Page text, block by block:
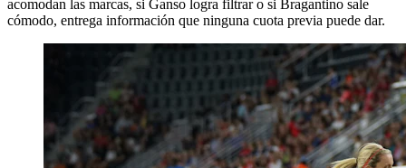
acomodan las marcas, si Ganso logra filtrar o si Bragantino sale
cómodo, entrega información que ninguna cuota previa puede dar.